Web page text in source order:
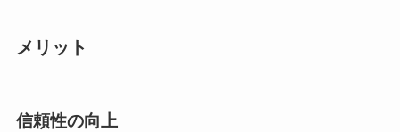
メリット
信頼性の向上